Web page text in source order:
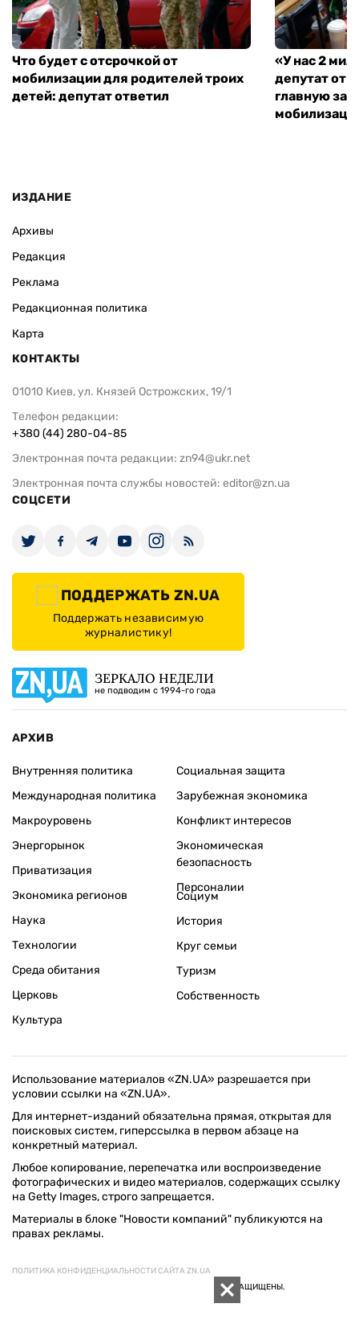
Что будет с отсрочкой от
мобилизации для родителей троих
детей: депутат ответил
«У нас 2
депутат от
главную
ИЗДАНИЕ
Архивы
Редакция
Реклама
Редакционная политика
Карта
КОНТАКТЫ
01010 Киев, ул. Князей Острожских, 19/1
Телефон редакции:
+380 (44) 280-04-85
Электронная почта редакции: zn94@ukr.net
Электронная почта службы новостей: editor@zn.ua
СОЦСЕТИ
ПОДДЕРЖАТЬ ZN.UA
Поддержать независимую
журналистику!
ЗЕРКАЛО НЕДЕЛИ
не подводим с 1994-го года
АРХИВ
Внутренняя политика
Международная политика
Макроуровень
Энергорынок
Приватизация
Экономика регионов
Социальная защита
Зарубежная экономика
Конфликт интересов
Экономическая
безопасность
Персоналии
Наука
Технологии
Среда обитания
Церковь
Культура
Социум
История
Круг семьи
Туризм
Собственность
Использование материалов «ZN.UA» разрешается при
условии ссылки на «ZN.UA».
Для интернет-изданий обязательна прямая, открытая для
поисковых систем, гиперссылка в первом абзаце на
конкретный материал.
Любое копирование, перепечатка или воспроизведение
фотографических и видео материалов, содержащих ссылку
на Getty Images, строго запрещается.
Материалы в блоке "Новости компаний" публикуются на
правах рекламы.
ПОЛИТИКА КОНФИДЕНЦИАЛЬНОСТИ САЙТА ZN.UA
© 1994–2026 «ЗЕРКАЛО НЕДЕЛИ. УКРАИНА». ВСЕ ПРАВА ЗАЩИЩЕНЫ.